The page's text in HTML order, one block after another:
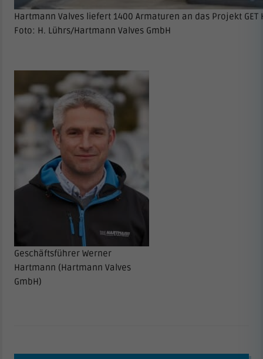
Hartmann Valves liefert 1400 Armaturen an das Projekt GET
Foto: H. Lührs/Hartmann Valves GmbH
Geschäftsführer Werner
Hartmann (Hartmann Valves
GmbH)